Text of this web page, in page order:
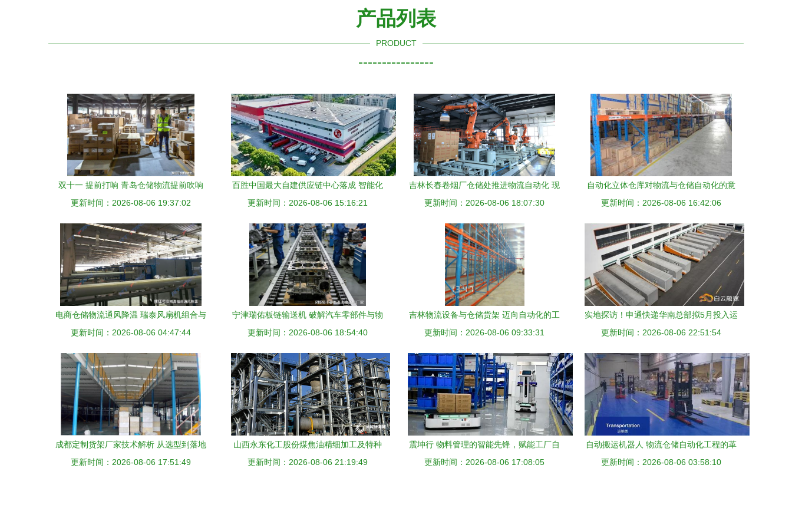
产品列表
PRODUCT
----------------
双十一 提前打响 青岛仓储物流提前吹响
集结号
更新时间：2026-08-06 19:37:02
百胜中国最大自建供应链中心落成 智能化
物流与自动化仓储设备引领行业革新
更新时间：2026-08-06 15:16:21
吉林长春卷烟厂仓储处推进物流自动化 现
代化工程设备提升仓储效率
更新时间：2026-08-06 18:07:30
自动化立体仓库对物流与仓储自动化的意
义重塑物流各环节
更新时间：2026-08-06 16:42:06
电商仓储物流通风降温 瑞泰风扇机组合与
自动化设备的完美结合
更新时间：2026-08-06 04:47:44
宁津瑞佑板链输送机 破解汽车零部件与物
流仓储输送痛点
更新时间：2026-08-06 18:54:40
吉林物流设备与仓储货架 迈向自动化的工
程升级之路
更新时间：2026-08-06 09:33:31
实地探访！申通快递华南总部拟5月投入运
营，就在钟落潭！物流及仓储自动化工程
更新时间：2026-08-06 22:51:54
成都定制货架厂家技术解析 从选型到落地
的核心要点
更新时间：2026-08-06 17:51:49
山西永东化工股份煤焦油精细加工及特种
炭黑综合利用项目加紧施工 物流及仓储自
更新时间：2026-08-06 21:19:49
震坤行 物料管理的智能先锋，赋能工厂自
动化新未来
更新时间：2026-08-06 17:08:05
自动搬运机器人 物流仓储自动化工程的革
命性突破
更新时间：2026-08-06 03:58:10